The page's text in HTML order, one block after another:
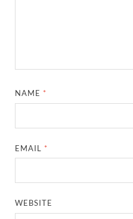
NAME *
EMAIL *
WEBSITE